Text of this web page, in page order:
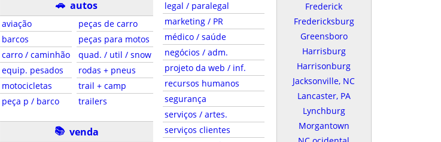
🚗 autos
aviação
barcos
carro / caminhão
equip. pesados
motocicletas
peça p / barco
peças de carro
peças para motos
quad. / util / snow
rodas + pneus
trail + camp
trailers
📚 venda
legal / paralegal
marketing / PR
médico / saúde
negócios / adm.
projeto da web / inf.
recursos humanos
segurança
serviços / artes.
serviços clientes
Frederick
Fredericksburg
Greensboro
Harrisburg
Harrisonburg
Jacksonville, NC
Lancaster, PA
Lynchburg
Morgantown